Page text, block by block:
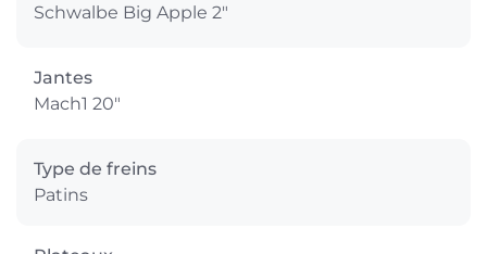
Schwalbe Big Apple 2"
Jantes
Mach1 20"
Type de freins
Patins